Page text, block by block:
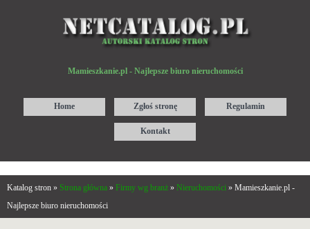
Mamieszkanie.pl - Najlepsze biuro nieruchomości
Home Zgłoś stronę Regulamin
Kontakt
Katalog stron » Strona główna » Firmy wg branż » Nieruchomości » Mamieszkanie.pl -
Najlepsze biuro nieruchomości